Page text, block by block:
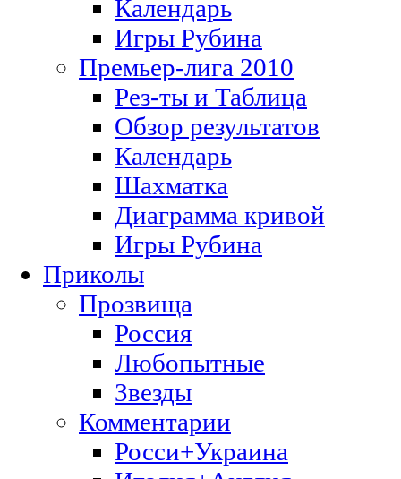
Календарь
Игры Рубина
Премьер-лига 2010
Рез-ты и Таблица
Обзор результатов
Календарь
Шахматка
Диаграмма кривой
Игры Рубина
Приколы
Прозвища
Россия
Любопытные
Звезды
Комментарии
Росси+Украина